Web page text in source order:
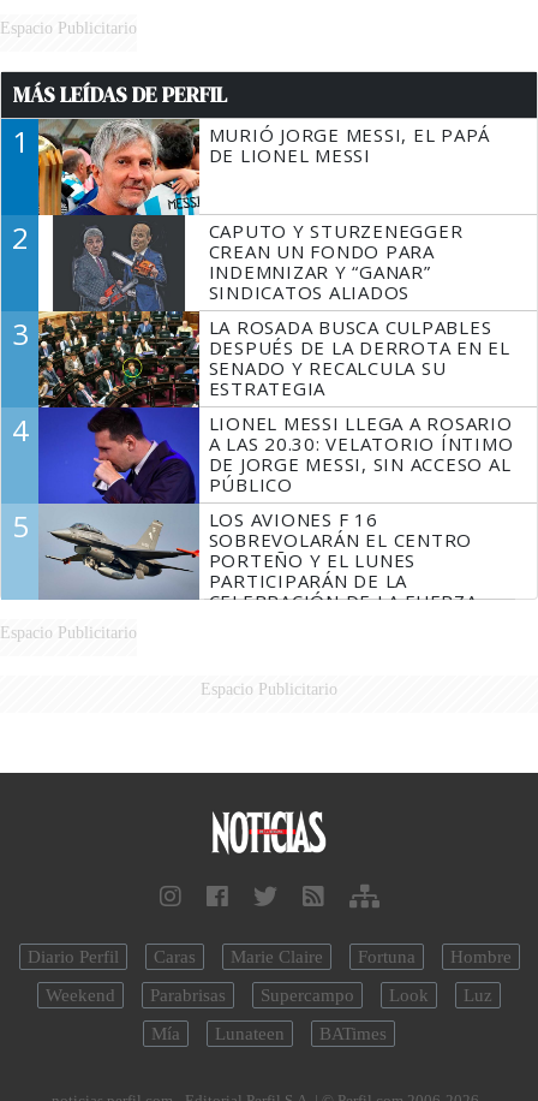
Espacio Publicitario
MÁS LEÍDAS DE PERFIL
1
MURIÓ JORGE MESSI, EL PAPÁ
DE LIONEL MESSI
2
CAPUTO Y STURZENEGGER
CREAN UN FONDO PARA
INDEMNIZAR Y “GANAR”
SINDICATOS ALIADOS
3
LA ROSADA BUSCA CULPABLES
DESPUÉS DE LA DERROTA EN EL
SENADO Y RECALCULA SU
ESTRATEGIA
4
LIONEL MESSI LLEGA A ROSARIO
A LAS 20.30: VELATORIO ÍNTIMO
DE JORGE MESSI, SIN ACCESO AL
PÚBLICO
5
LOS AVIONES F 16
SOBREVOLARÁN EL CENTRO
PORTEÑO Y EL LUNES
PARTICIPARÁN DE LA
CELEBRACIÓN DE LA FUERZA
Espacio Publicitario
Espacio Publicitario
Diario Perfil Caras Marie Claire Fortuna
Hombre
Weekend
Parabrisas Supercampo Look
Luz
Mía
Lunateen BATimes